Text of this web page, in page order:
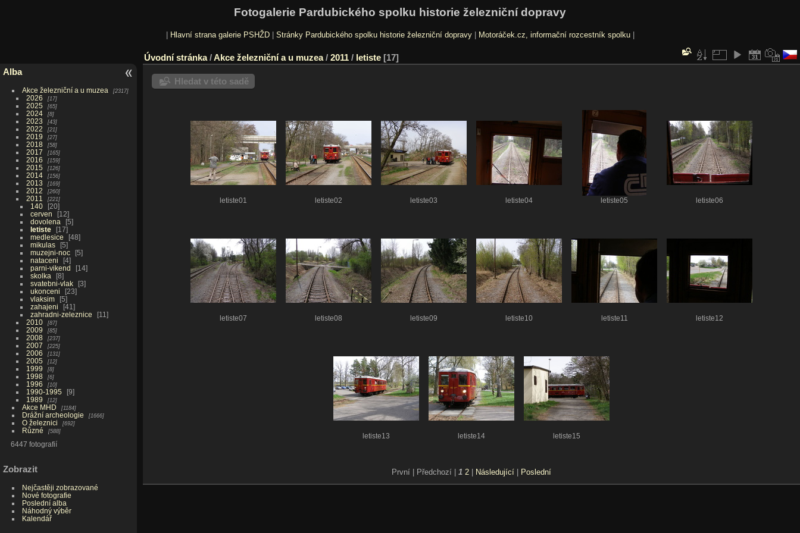
Fotogalerie Pardubického spolku historie železniční dopravy
Hlavní strana galerie PSHŽD| Stránky Pardubického spolku historie železniční dopravy| Motoráček.cz, informační rozcestník spolku|
Alba
Akce železniční a u muzea 2317
2026 17
2025 65
2024 8
2023 43
2022 21
2019 27
2018 58
2017 165
2016 159
2015 126
2014 156
2013 169
2012 260
2011 221
140
20
cerven
12
dovolena
5
letiste
17
medlesice
48
mikulas
5
muzejni-noc
5
nataceni
4
parni-vikend
14
skolka
8
svatebni-vlak
3
ukonceni
23
vlaksim
5
zahajeni
41
zahradni-zeleznice
11
2010
87
2009 85
2008 237
2007 225
2006 131
2005 12
1999 8
1998 6
1996 10
1990-1995
9
1989
12
Akce MHD 1184
Drážní archeologie 1666
O železnici 692
Různé 588
6447 fotografií
Zobrazit
Nejčastěji zobrazované
Nové fotografie
Poslední alba
Náhodný výběr
Kalendář
Úvodní stránka/Akce železniční a u muzea/ 2011 / letiste 17
Hledat v této sadě
letiste01 letiste02 letiste03 letiste04 letiste05 letiste06
letiste07 letiste08 letiste09 letiste10 letiste11 letiste12
letiste13 letiste14 letiste15
První | Předchozí | 1 2 Následující Poslední